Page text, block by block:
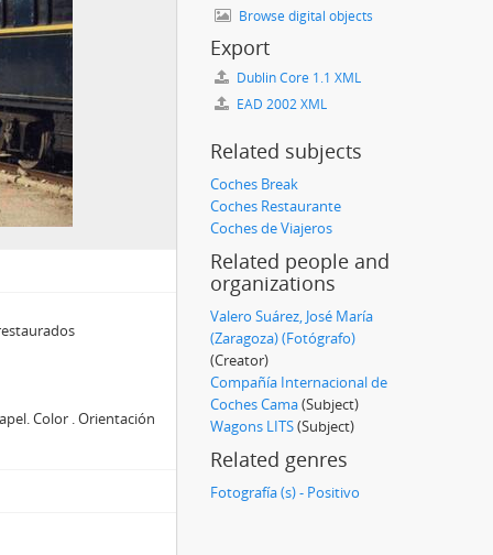
Color . Orientación
Browse digital objects
Export
Dublin Core 1.1 XML
EAD 2002 XML
Related subjects
Coches Break
Coches Restaurante
Coches de Viajeros
Related people and
organizations
Valero Suárez, José María
(Zaragoza) (Fotógrafo)
(Creator)
Compañía Internacional de
Coches Cama(Subject)
Wagons LITS(Subject)
Related genres
Fotografía (s) - Positivo